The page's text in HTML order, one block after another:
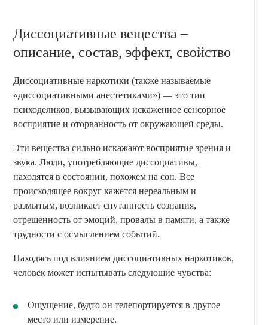
Диссоциативные вещества –
описание, состав, эффект, свойство
Диссоциативные наркотики (также называемые
«диссоциативными анестетиками») — это тип
психоделиков, вызывающих искаженное сенсорное
восприятие и оторванность от окружающей среды.
Эти вещества сильно искажают восприятие зрения и
звука. Люди, употребляющие диссоциативы,
находятся в состоянии, похожем на сон. Все
происходящее вокруг кажется нереальным и
размытым, возникает спутанность сознания,
отрешенность от эмоций, провалы в памяти, а также
трудности с осмыслением событий.
Находясь под влиянием диссоциативных наркотиков,
человек может испытывать следующие чувства:
Ощущение, будто он телепортируется в другое
место или измерение.